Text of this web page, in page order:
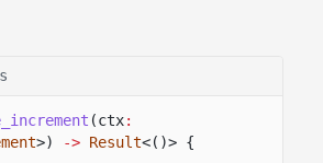
(ctx:
>) -> Result<()> {